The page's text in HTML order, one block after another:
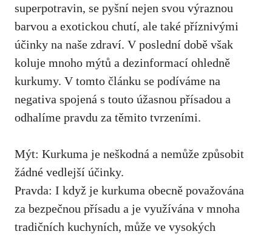
superpotravin, se pyšní​ nejen svou výraznou
barvou⁤ a exotickou chutí, ​ale také příznivými‌
účinky na naše zdraví. V‌ poslední době však
⁢koluje mnoho mýtů a dezinformací ohledně
kurkumy. V tomto článku se podíváme ‍na
negativa spojená ‌s touto úžasnou přísadou ‌a
⁤odhalíme pravdu​ za ‍těmito tvrzeními.
Mýt: Kurkuma ‍je neškodná ​a‌ nemůže způsobit
žádné vedlejší účinky.
Pravda: I ⁤když je kurkuma obecně považována
za ​bezpečnou přísadu‍ a je využívána​ v ⁤mnoha​
tradičních kuchyních, může ve vysokých